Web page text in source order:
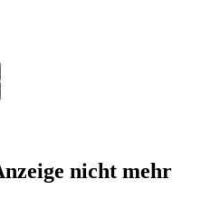
nicht mehr